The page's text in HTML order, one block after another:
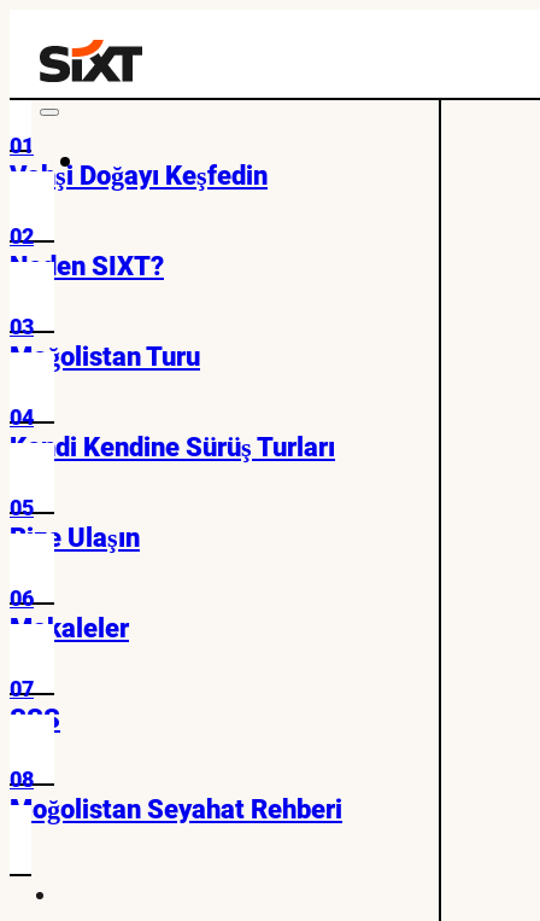
01
Vahşi Doğayı Keşfedin
02
Neden SIXT?
03
Moğolistan Turu
04
Kendi Kendine Sürüş Turları
05
Bize Ulaşın
06
Makaleler
07
SSS
08
Moğolistan Seyahat Rehberi